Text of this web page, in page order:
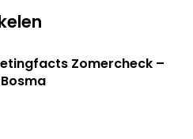
Zomercheck –